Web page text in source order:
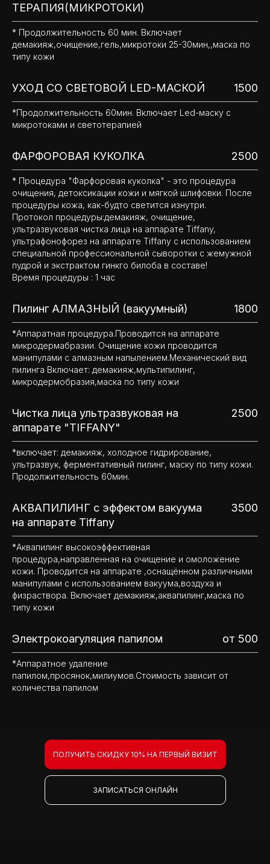
ТЕРАПИЯ(МИКРОТОКИ)
* Продолжительность 60 мин. Включает
демакияж,очищение,гель,микротоки 25-30мин,,маска по
типу кожи
УХОД СО СВЕТОВОЙ LED-МАСКОЙ 1500
*Продолжительность 60мин. Включает Led-маску с
микротоками и светотерапией
ФАРФОРОВАЯ КУКОЛКА 2500
* Процедура "Фарфоровая куколка" - это процедура
очищения, детоксикации кожи и мягкой шлифовки. После
процедуры кожа, как-будто светится изнутри.
Протокол процедуры:демакияж, очищение,
ультразвуковая чистка лица на аппарате Tiffany,
ультрафонофорез на аппарате Tiffany с использованием
специальной профессиональной сыворотки с жемужной
пудрой и экстрактом гинкго билоба в составе!
Время процедуры : 1 час
Пилинг АЛМАЗНЫЙ (вакуумный) 1800
*Аппаратная процедура.Проводится на аппарате
микродермабразии. Очищение кожи проводится
манипулами с алмазным напылением.Механический вид
пилинга Включает: демакияж,мультипилинг,
микродермобразия,маска по типу кожи
Чистка лица ультразвуковая на
аппарате "TIFFANY"
2500
*включает: демакияж, холодное гидрирование,
ультразвук, ферментативный пилинг, маску по типу кожи.
Продолжительность 60мин.
АКВАПИЛИНГ с эффектом вакуума
на аппарате Tiffany
3500
*Аквапилинг высокоэффективная
процедура,направленная на очищение и омоложение
кожи. Проводится на аппарате ,оснащённом различными
манипулами с использованием вакуума,воздуха и
физраствора. Включает демакияж,аквапилинг,маска по
типу кожи
Электрокоагуляция папилом от 500
*Аппаратное удаление
папилом,просянок,милиумов.Стоимость зависит от
количества папилом
ПОЛУЧИТЬ СКИДКУ 10% НА ПЕРВЫЙ ВИЗИТ
ЗАПИСАТЬСЯ ОНЛАЙН